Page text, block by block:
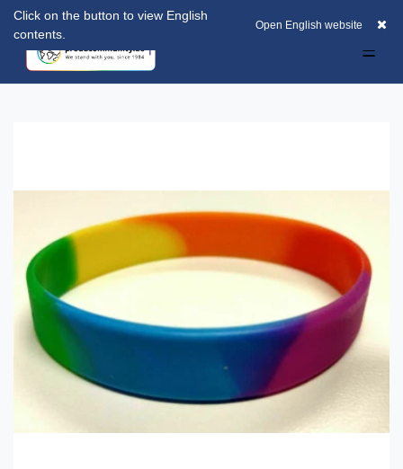
☰
Click on the button to view English
contents.
Open English website